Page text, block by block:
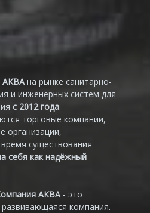
АКВАна рынке санитарно-
и инженерных систем для
с 2012 года.
торговые компании,
организации,
существования
себя как надёжный
АКВА - это
компания.